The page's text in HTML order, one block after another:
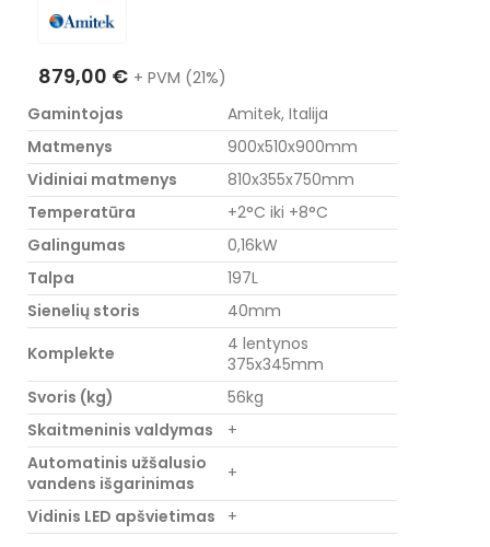
879,00 € + PVM (21%)
Gamintojas
Amitek, Italija
Matmenys
900x510x900mm
Vidiniai matmenys
810x355x750mm
Temperatūra
+2°C iki +8°C
Galingumas
0,16kW
Talpa
197L
Sienelių storis
40mm
Komplekte
4 lentynos
375x345mm
Svoris (kg)
56kg
Skaitmeninis valdymas
+
Automatinis užšalusio
vandens išgarinimas
+
Vidinis LED apšvietimas
+